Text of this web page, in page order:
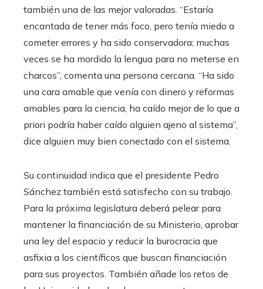
también una de las mejor valoradas. “Estaría
encantada de tener más foco, pero tenía miedo a
cometer errores y ha sido conservadora; muchas
veces se ha mordido la lengua para no meterse en
charcos”, comenta una persona cercana. “Ha sido
una cara amable que venía con dinero y reformas
amables para la ciencia, ha caído mejor de lo que a
priori podría haber caído alguien ajeno al sistema”,
dice alguien muy bien conectado con el sistema.
Su continuidad indica que el presidente Pedro
Sánchez también está satisfecho con su trabajo.
Para la próxima legislatura deberá pelear para
mantener la financiación de su Ministerio, aprobar
una ley del espacio y reducir la burocracia que
asfixia a los científicos que buscan financiación
para sus proyectos. También añade los retos de